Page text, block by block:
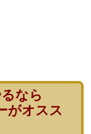
なら
がオスス